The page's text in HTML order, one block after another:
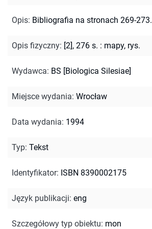
Opis: Bibliografia na stronach 269-273.
Opis fizyczny: [2], 276 s. : mapy, rys.
Wydawca: BS [Biologica Silesiae]
Miejsce wydania: Wrocław
Data wydania: 1994
Typ: Tekst
Identyfikator: ISBN 8390002175
Język publikacji: eng
Szczegółowy typ obiektu: mon